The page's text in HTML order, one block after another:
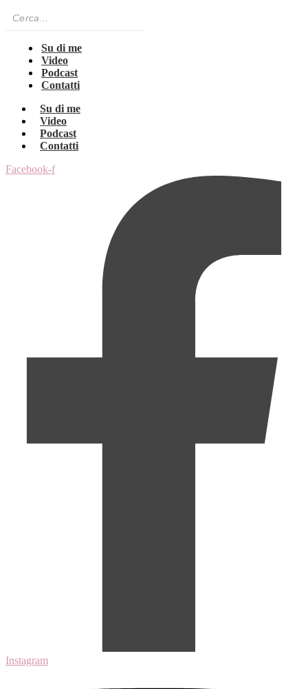
Su di me
Video
Podcast
Contatti
Su di me
Video
Podcast
Contatti
Facebook-f
Instagram